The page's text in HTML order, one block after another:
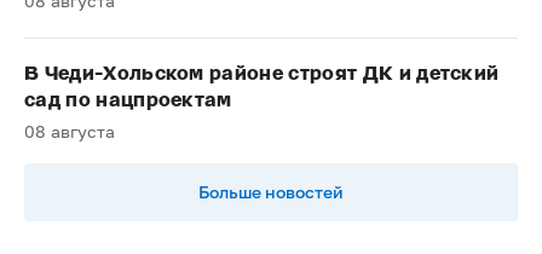
В Чеди-Хольском районе строят ДК и детский
сад по нацпроектам
08 августа
Больше новостей